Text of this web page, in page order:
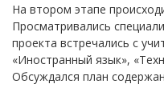
На втором этапе
Просматривались
проекта встречались с
«Иностранный язык»,
Обсуждался план